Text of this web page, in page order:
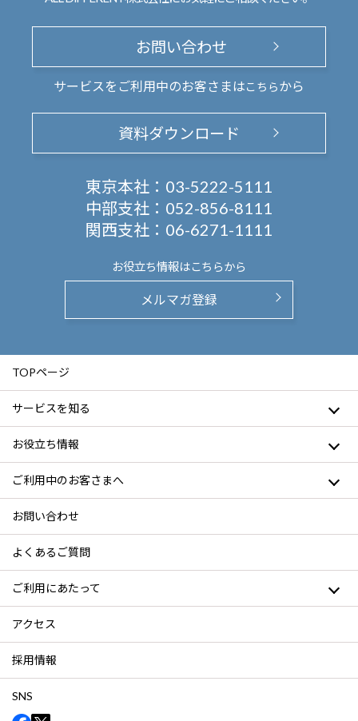
お問い合わせ
サービスをご利用中のお客さまはこちらから
資料ダウンロード
東京本社： 03-5222-5111
中部支社： 052-856-8111
関西支社： 06-6271-1111
お役立ち情報はこちらから
メルマガ登録
TOPページ
サービスを知る
お役立ち情報
ご利用中のお客さまへ
お問い合わせ
よくあるご質問
ご利用にあたって
アクセス
採用情報
SNS